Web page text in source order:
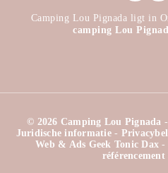
Camping Lou Pignada ligt in
camping Lou
© 2026 Camping Lou Pignada
Juridische informatie -
Web & Ads Geek Tonic Dax -
référencement